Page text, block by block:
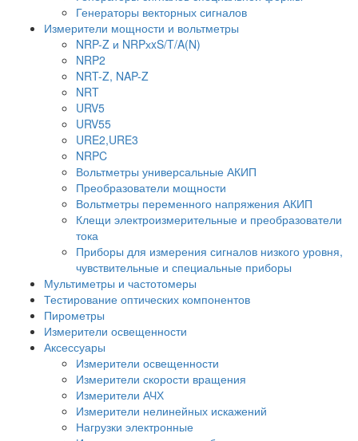
Генераторы векторных сигналов
Измерители мощности и вольтметры
NRP-Z и NRPхxS/T/A(N)
NRP2
NRT-Z, NAP-Z
NRT
URV5
URV55
URE2,URE3
NRPC
Вольтметры универсальные АКИП
Преобразователи мощности
Вольтметры переменного напряжения АКИП
Клещи электроизмерительные и преобразователи
тока
Приборы для измерения сигналов низкого уровня,
чувствительные и специальные приборы
Мультиметры и частотомеры
Тестирование оптических компонентов
Пирометры
Измерители освещенности
Аксессуары
Измерители освещенности
Измерители скорости вращения
Измерители АЧХ
Измерители нелинейных искажений
Нагрузки электронные